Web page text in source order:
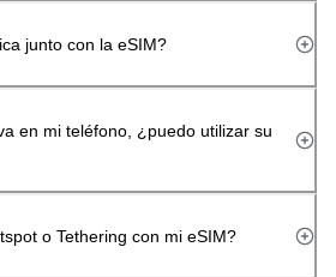
junto con la eSIM?
en mi teléfono, ¿puedo utilizar su
o Tethering con mi eSIM?